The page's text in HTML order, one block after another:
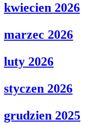
kwiecien 2026
marzec 2026
luty 2026
styczen 2026
grudzien 2025